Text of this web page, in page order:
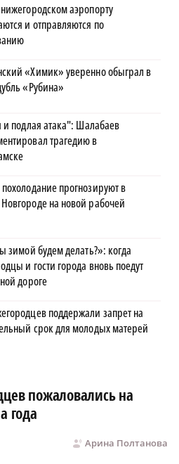
аэропорту
и отправляются по
«Химик» уверенно обыграл в
«Рубина»
и подлая атака": Шалабаев
трагедию в
прогнозируют в
на новой рабочей
зимой будем делать?»: когда
и гости города вновь поедут
дороге
поддержали запрет на
срок для молодых матерей
пожаловались на
года
Арина Полтанова